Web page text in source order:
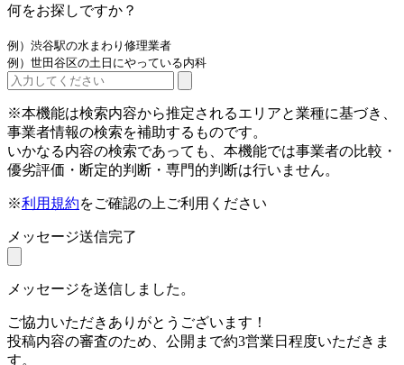
何をお探しですか？
例）渋谷駅の水まわり修理業者
例）世田谷区の土日にやっている内科
※本機能は検索内容から推定されるエリアと業種に基づき、
事業者情報の検索を補助するものです。
いかなる内容の検索であっても、本機能では事業者の比較・
優劣評価・断定的判断・専門的判断は行いません。
※利用規約をご確認の上ご利用ください
メッセージ送信完了
メッセージを送信しました。
ご協力いただきありがとうございます！
投稿内容の審査のため、公開まで約3営業日程度いただきま
す。